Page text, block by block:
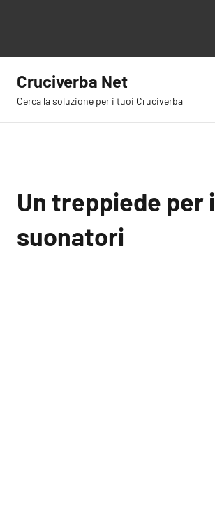
contenuto
Cruciverba Net
Cerca la soluzione per i tuoi Cruciverba
Un treppiede per i
suonatori